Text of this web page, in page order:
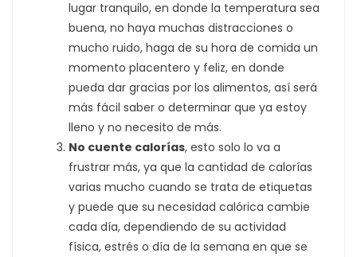
lugar tranquilo, en donde la temperatura sea
buena, no haya muchas distracciones o
mucho ruido, haga de su hora de comida un
momento placentero y feliz, en donde
pueda dar gracias por los alimentos, así será
más fácil saber o determinar que ya estoy
lleno y no necesito de más.
No cuente calorías, esto solo lo va a
frustrar más, ya que la cantidad de calorías
varias mucho cuando se trata de etiquetas
y puede que su necesidad calórica cambie
cada día, dependiendo de su actividad
física, estrés o día de la semana en que se